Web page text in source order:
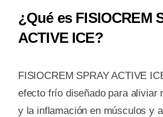
ML
cantidad
¿Qué es FISIOCREM
ACTIVE ICE?
FISIOCREM SPRAY ACTIVE
efecto frío diseñado para aliviar
y la inflamación en músculos y